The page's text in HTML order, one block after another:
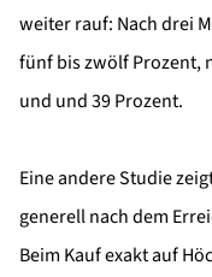
weiter rauf: Nach drei
fünf bis zwölf Prozent,
und und 39 Prozent.
Eine andere Studie
generell nach dem
Beim Kauf exakt auf